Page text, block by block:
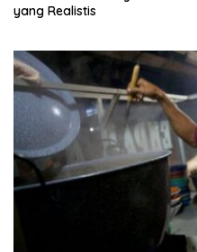
Legendaris yang Masih